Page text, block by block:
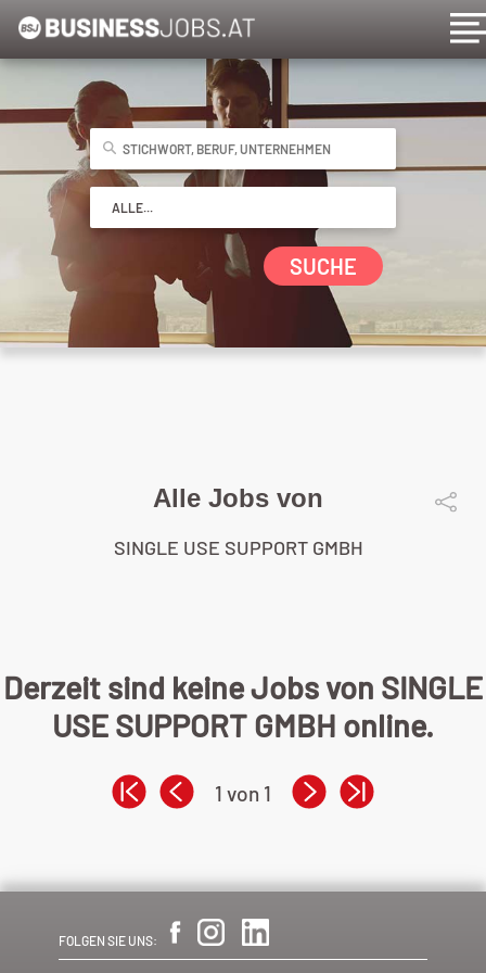
SUCHE
Alle Jobs von
SINGLE USE SUPPORT GMBH
Derzeit sind keine Jobs von SINGLE
USE SUPPORT GMBH online.
1 von 1
FOLGEN SIE UNS: